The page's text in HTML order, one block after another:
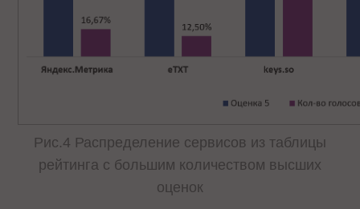
Рис.4 Распределение сервисов из таблицы
рейтинга с большим количеством высших
оценок